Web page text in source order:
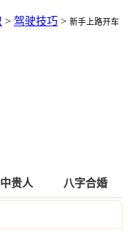
> 驾驶技巧 > 新手上路开车
贵人 八字合婚